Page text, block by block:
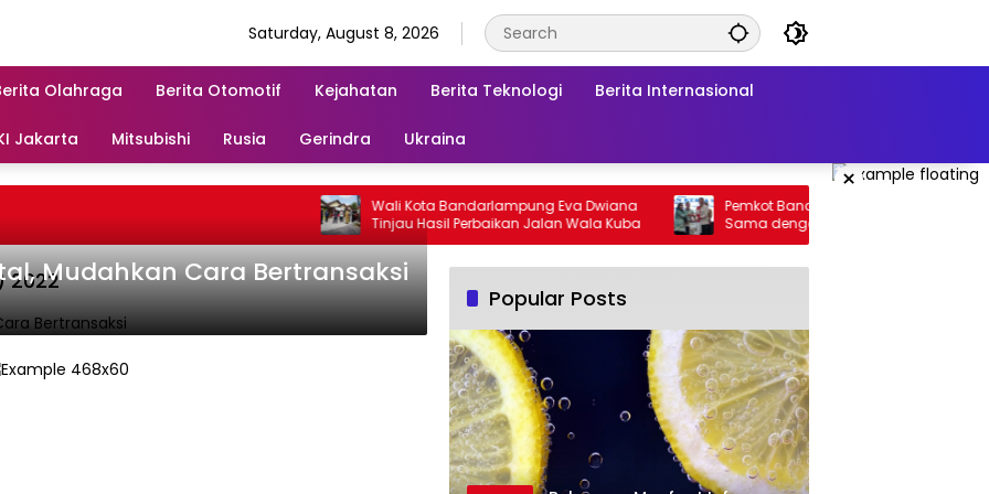
Saturday, August 8, 2026
Olahraga Berita Otomotif Kejahatan Berita Teknologi Berita Internasional
Jakarta Mitsubishi Rusia Gerindra Ukraina
×
Wali Kota Bandarlampung Eva Dwiana
Tinjau Hasil Perbaikan Jalan Wala Kuba
Pemkot Bandarlampung Jalin Kerja
Sama dengan Pemkab Solok, Perkuat
Ketahanan Pangan dan Kendalikan
2022Mudahkan Cara Bertransaksi
Popular Posts